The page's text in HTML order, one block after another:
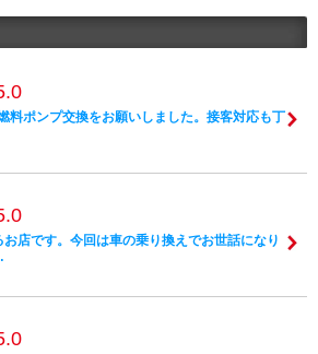
料ポンプ交換をお願いしました。接客対応も丁
店です。今回は車の乗り換えでお世話になり